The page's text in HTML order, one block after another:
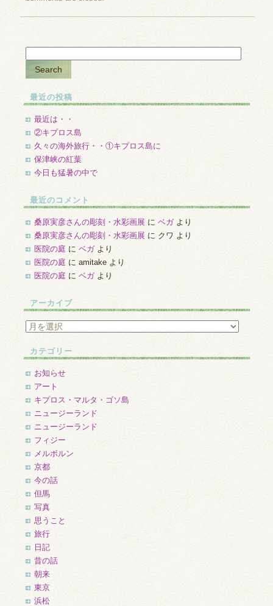
最近の投稿
最近は・・
②キプロス島
久々の海外旅行・・①キプロス島に
保津峡の紅葉
今日も猛暑の中で
最近のコメント
桑原実彦さんの彫刻・水彩画展 に ベガより
桑原実彦さんの彫刻・水彩画展 に クワ より
医院の庭 に ベガより
医院の庭 に amitakeより
医院の庭 に ベガより
アーカイブ
ア
カ
イ
ブ
カテゴリー
お知らせ
アート
キプロス・マルタ・ゴソ島
ニュージーランド
ニュージーランド
フィジー
メルボルン
京都
今の話
但馬
写真
思うこと
旅行
日記
昔の話
朝来
東京
浜松